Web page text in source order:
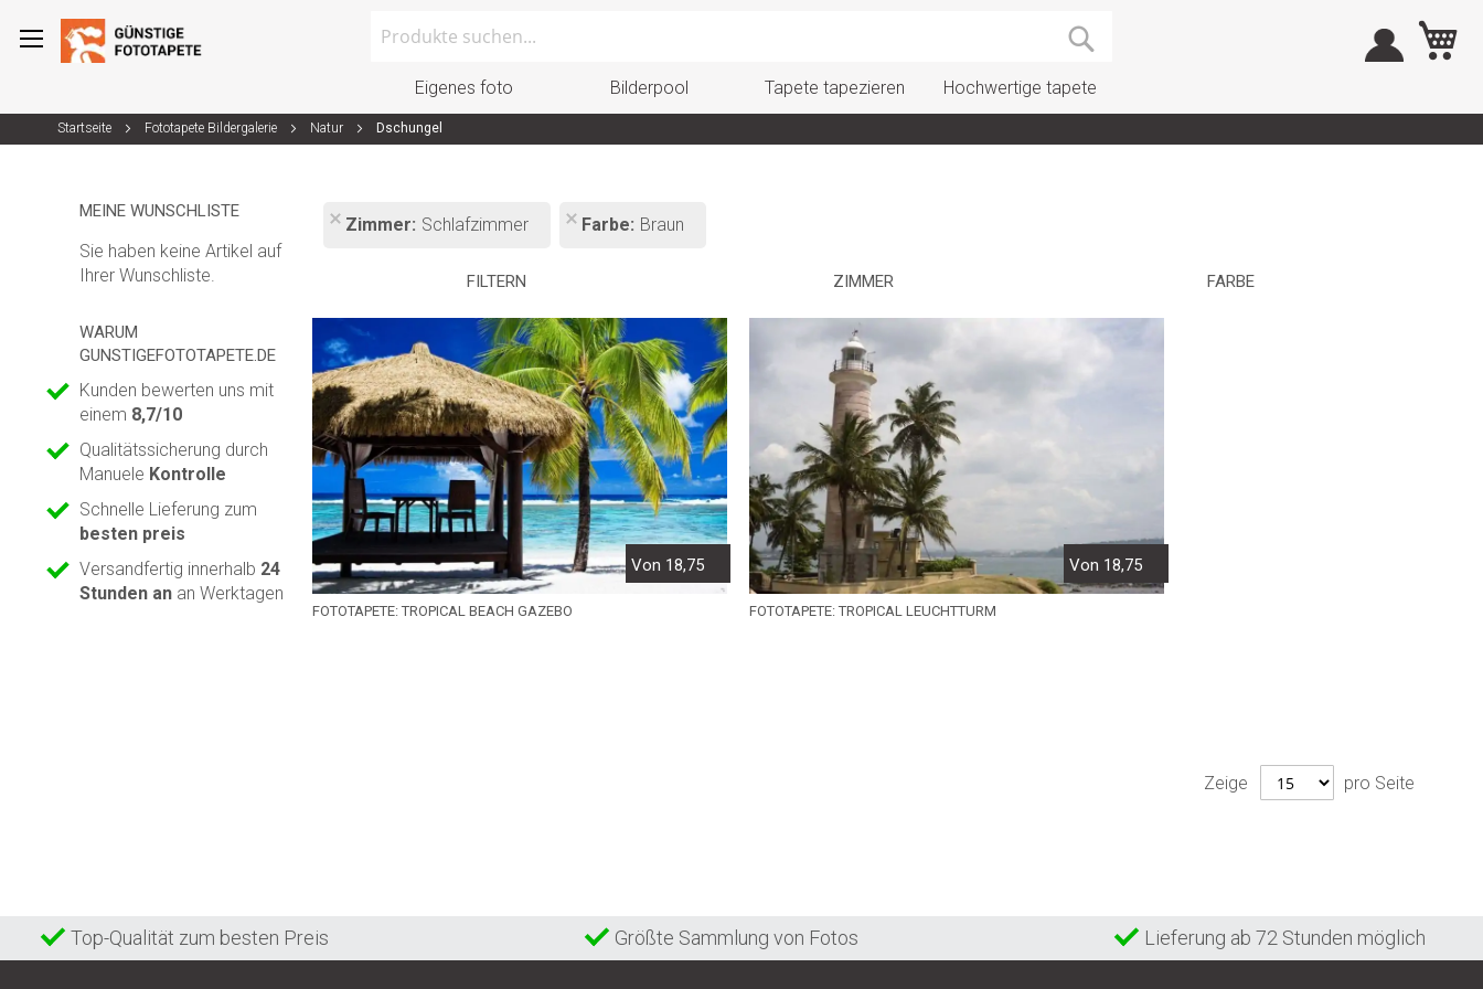
Startseite Fototapete Bildergalerie Natur Dschungel
Zum
Eigenes foto
Bilderpool Tapete tapezieren Hochwertige tapete
Zimmer Schlafzimmer Farbe Braun
FILTERN ZIMMER FARBE
Von 18,75
FOTOTAPETE: TROPICAL BEACH GAZEBO
Von 18,75
FOTOTAPETE: TROPICAL LEUCHTTURM
Zeige pro Seite
MEINE WUNSCHLISTE
Sie haben keine Artikel auf
Ihrer Wunschliste.
WARUM
GUNSTIGEFOTOTAPETE.DE
Kunden bewerten uns mit
einem 8,7/10
Qualitätssicherung durch
Manuele Kontrolle
Schnelle Lieferung zum
besten preis
Versandfertig innerhalb 24
Stunden an an Werktagen
Top-Qualität zum besten Preis Größte Sammlung von Fotos Lieferung ab 72 Stunden möglich